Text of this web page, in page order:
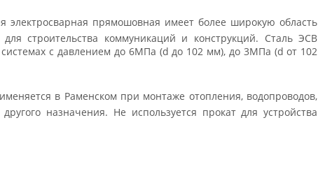
электросварная прямошовная имеет более широкую область
строительства коммуникаций и конструкций. Сталь ЭСВ
с давлением до 6МПа (d до 102 мм), до 3МПа (d от 102
в Раменском при монтаже отопления, водопроводов,
назначения. Не используется прокат для устройства